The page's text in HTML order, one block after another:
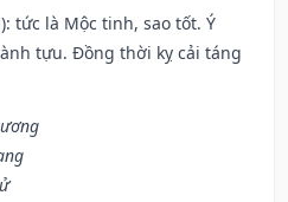
tức là Mộc tinh, sao tốt. Ý
tựu. Đồng thời kỵ cải táng